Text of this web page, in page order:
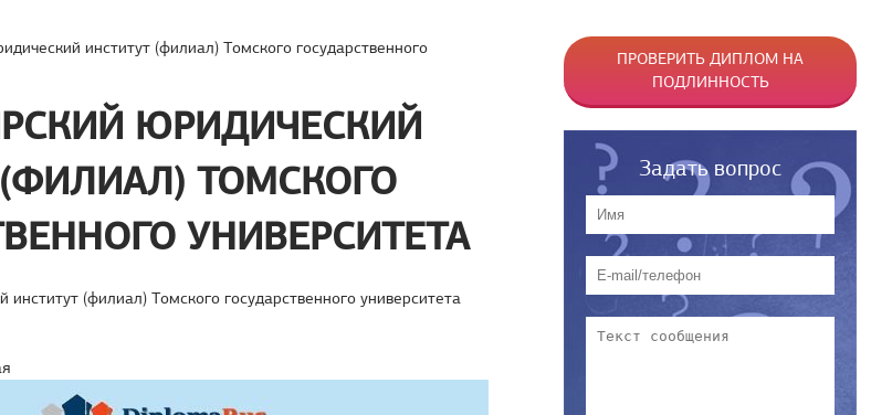
институт (филиал) Томского государственного
ЮРИДИЧЕСКИЙ
ТОМСКОГО
УНИВЕРСИТЕТА
институт (филиал) Томского государственного университета
ПРОВЕРИТЬ ДИПЛОМ НА
ПОДЛИННОСТЬ
Задать вопрос